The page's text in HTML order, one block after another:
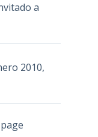
a
2010,